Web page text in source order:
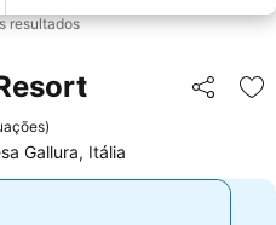
resultados
Partilhar
)
Gallura, Itália